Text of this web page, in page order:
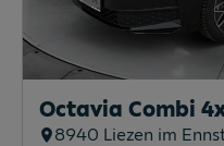
Octavia Combi
8940 Liezen im